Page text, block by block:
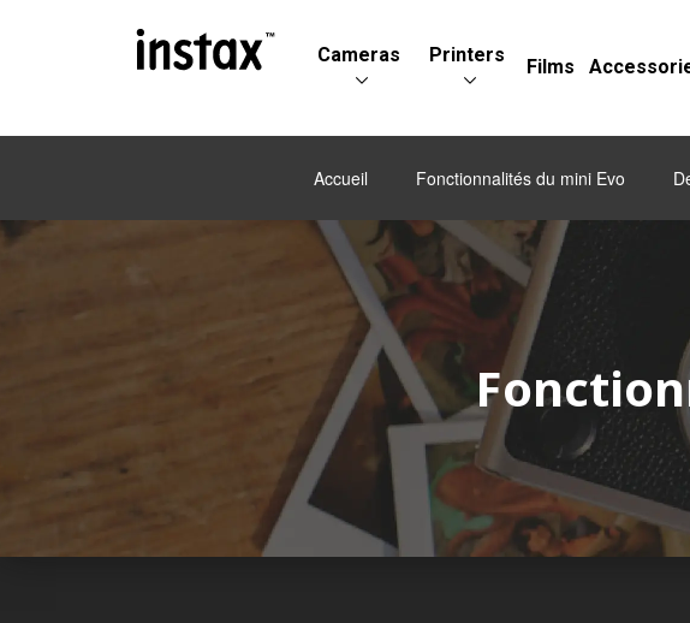
Cameras Printers
Films
Accueil Fonctionnalités du mini Evo